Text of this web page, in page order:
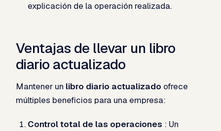
explicación de la operación realizada.
Ventajas de llevar un libro
diario actualizado
Mantener un libro diario actualizado ofrece
múltiples beneficios para una empresa:
Control total de las operaciones : Un